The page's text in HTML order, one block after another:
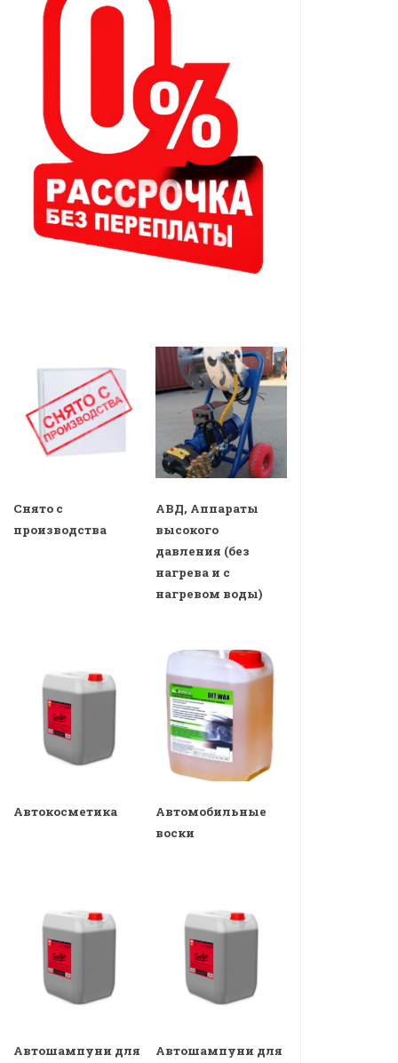
Снято с
производства
АВД, Аппараты
высокого
давления (без
нагрева и с
нагревом воды)
Автокосметика
Автомобильные
воски
Автошампуни для
Автошампуни для